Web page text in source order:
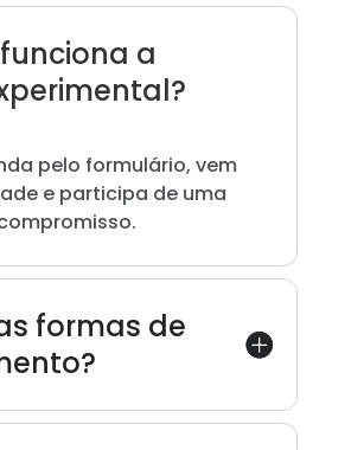
a
pelo formulário, vem
e participa de uma
formas de